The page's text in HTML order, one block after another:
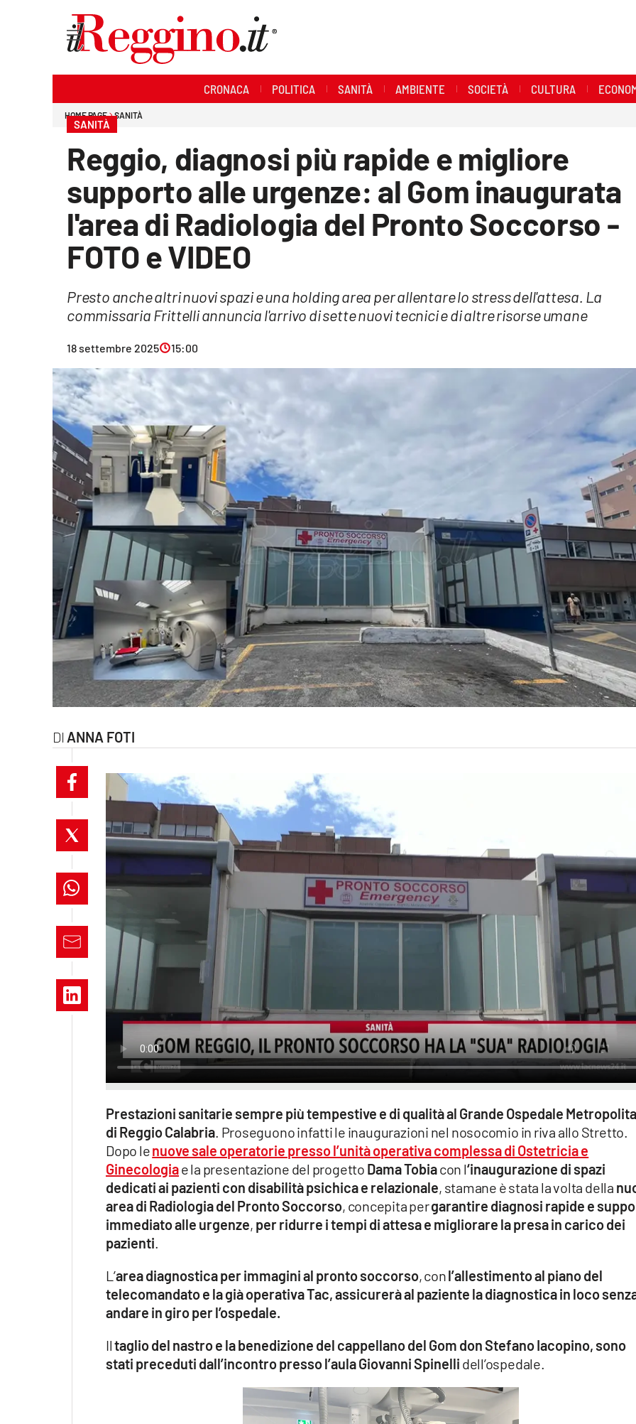
Economia e lavoro
Streaming
Lac Network
lacapitalenews.it
CRONACA POLITICA SANITÀ AMBIENTE SOCIETÀ CULTURA
HOME PAGE SANITÀ
SANITÀ
Reggio, diagnosi più rapide e migliore
supporto alle urgenze: al Gom inaugurata
l'area di Radiologia del Pronto Soccorso -
FOTO e VIDEO
Presto anche altri nuovi spazi e una holding area per allentare lo stress dell'attesa. La
commissaria Frittelli annuncia l'arrivo di sette nuovi tecnici e di altre risorse umane
18 settembre 2025 15:00
ANNA FOTI
Prestazioni sanitarie sempre più tempestive e di qualità al Grande Ospedale
di Reggio Calabria. Proseguono infatti le inaugurazioni nel nosocomio in riva allo Stretto.
Dopo lenuove sale operatorie presso l’unità operativa complessa di Ostetricia e
Ginecologiae la presentazione del progetto Dama Tobiacon l‘inaugurazione di spazi
dedicati ai pazienti con disabilità psichica e relazionale, stamane è stata la volta della
area di Radiologia del Pronto Soccorso, concepita pergarantire diagnosi rapide e
immediato alle urgenze, per ridurre i tempi di attesa e migliorare la presa in carico dei
pazienti.
L’area diagnostica per immagini al pronto soccorso, conl’allestimento al piano del
telecomandato e la già operativa Tac, assicurerà al paziente la diagnostica in loco
andare in giro per l’ospedale.
Iltaglio del nastro e la benedizione del cappellano del Gom don Stefano Iacopino, sono
stati preceduti dall’incontro presso l’aula Giovanni Spinelli dell’ospedale.